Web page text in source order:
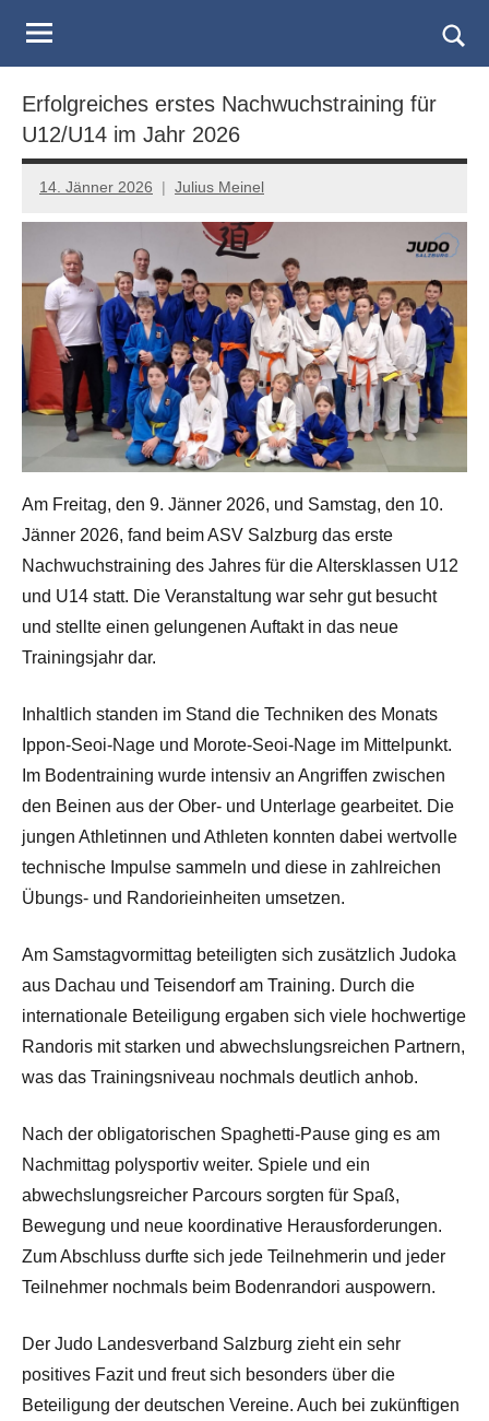
Judo
Landesverband
Salzburg
Erfolgreiches erstes Nachwuchstraining für
U12/U14 im Jahr 2026
14. Jänner 2026 Julius Meinel
Am Freitag, den 9. Jänner 2026, und Samstag, den 10.
Jänner 2026, fand beim ASV Salzburg das erste
Nachwuchstraining des Jahres für die Altersklassen U12
und U14 statt. Die Veranstaltung war sehr gut besucht
und stellte einen gelungenen Auftakt in das neue
Trainingsjahr dar.
Inhaltlich standen im Stand die Techniken des Monats
Ippon-Seoi-Nage und Morote-Seoi-Nage im Mittelpunkt.
Im Bodentraining wurde intensiv an Angriffen zwischen
den Beinen aus der Ober- und Unterlage gearbeitet. Die
jungen Athletinnen und Athleten konnten dabei wertvolle
technische Impulse sammeln und diese in zahlreichen
Übungs- und Randorieinheiten umsetzen.
Am Samstagvormittag beteiligten sich zusätzlich Judoka
aus Dachau und Teisendorf am Training. Durch die
internationale Beteiligung ergaben sich viele hochwertige
Randoris mit starken und abwechslungsreichen Partnern,
was das Trainingsniveau nochmals deutlich anhob.
Nach der obligatorischen Spaghetti-Pause ging es am
Nachmittag polysportiv weiter. Spiele und ein
abwechslungsreicher Parcours sorgten für Spaß,
Bewegung und neue koordinative Herausforderungen.
Zum Abschluss durfte sich jede Teilnehmerin und jeder
Teilnehmer nochmals beim Bodenrandori auspowern.
Der Judo Landesverband Salzburg zieht ein sehr
positives Fazit und freut sich besonders über die
Beteiligung der deutschen Vereine. Auch bei zukünftigen